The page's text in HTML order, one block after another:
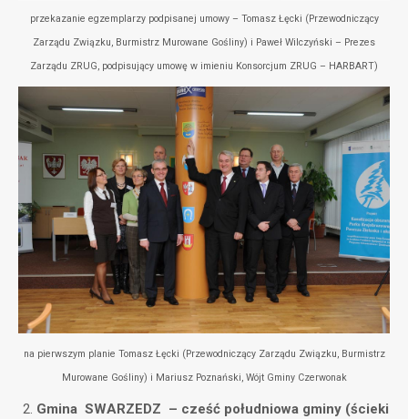
przekazanie egzemplarzy podpisanej umowy – Tomasz Łęcki (Przewodniczący
Zarządu Związku, Burmistrz Murowane Gośliny) i Paweł Wilczyński – Prezes
Zarządu ZRUG, podpisujący umowę w imieniu Konsorcjum ZRUG – HARBART)
na pierwszym planie Tomasz Łęcki (Przewodniczący Zarządu Związku, Burmistrz
Murowane Gośliny) i Mariusz Poznański, Wójt Gminy Czerwonak
Gmina SWARZEDZ – cześć południowa gminy (ścieki